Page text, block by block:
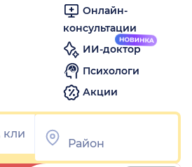
Онлайн-
консультации
ИИ-доктор
Психологи
Акции